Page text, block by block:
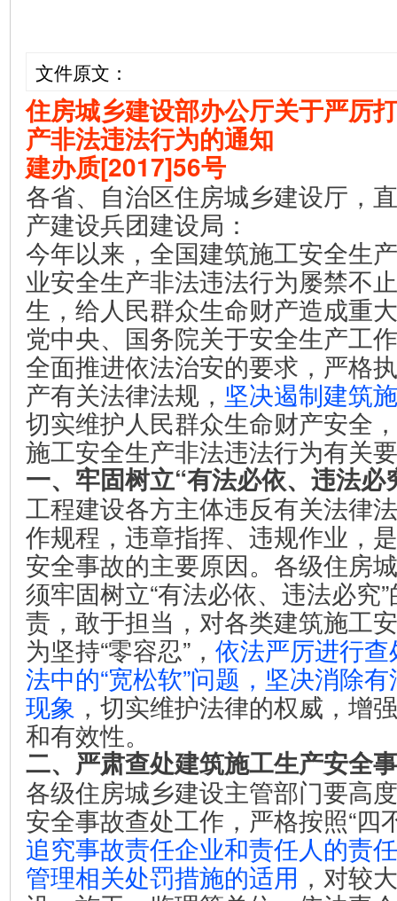
文件原文：
住房城乡建设部办公厅关于严厉
产非法违法行为的通知
建办质[2017]56号
各省、自治区住房城乡建设厅，
产建设兵团建设局：
今年以来，全国建筑施工安全生
业安全生产非法违法行为屡禁不
生，给人民群众生命财产造成重
党中央、国务院关于安全生产工
全面推进依法治安的要求，严格
产有关法律法规， 坚决遏制建筑
切实维护人民群众生命财产安全
施工安全生产非法违法行为有关
一、牢固树立“有法必依、违法必
工程建设各方主体违反有关法律
作规程，违章指挥、违规作业，
安全事故的主要原因。各级住房
须牢固树立“有法必依、违法必究
责，敢于担当，对各类建筑施工
为坚持“零容忍”， 依法严厉进行
法中的“宽松软”问题，坚决消除
现象 ，切实维护法律的权威，增
和有效性。
二、严肃查处建筑施工生产安全
各级住房城乡建设主管部门要高
安全事故查处工作，严格按照“四
追究事故责任企业和责任人的责任
管理相关处罚措施的适用 ，对较